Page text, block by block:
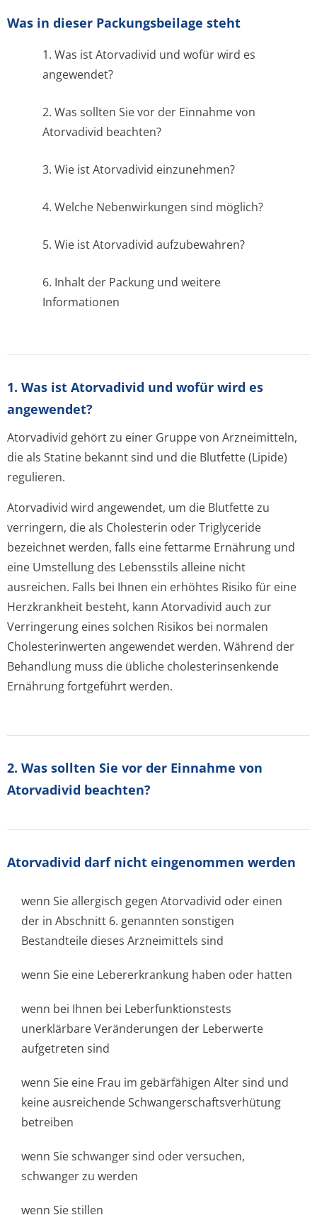
Was in dieser Packungsbeilage steht
1. Was ist Atorvadivid und wofür wird es
angewendet?
2. Was sollten Sie vor der Einnahme von
Atorvadivid beachten?
3. Wie ist Atorvadivid einzunehmen?
4. Welche Nebenwirkungen sind möglich?
5. Wie ist Atorvadivid aufzubewahren?
6. Inhalt der Packung und weitere
Informationen
1. Was ist Atorvadivid und wofür wird es
angewendet?
Atorvadivid gehört zu einer Gruppe von Arzneimitteln,
die als Statine bekannt sind und die Blutfette (Lipide)
regulieren.
Atorvadivid wird angewendet, um die Blutfette zu
verringern, die als Cholesterin oder Triglyceride
bezeichnet werden, falls eine fettarme Ernährung und
eine Umstellung des Lebensstils alleine nicht
ausreichen. Falls bei Ihnen ein erhöhtes Risiko für eine
Herzkrankheit besteht, kann Atorvadivid auch zur
Verringerung eines solchen Risikos bei normalen
Cholesterinwerten angewendet werden. Während der
Behandlung muss die übliche cholesterinsenkende
Ernährung fortgeführt werden.
2. Was sollten Sie vor der Einnahme von
Atorvadivid beachten?
Atorvadivid darf nicht eingenommen werden
wenn Sie allergisch gegen Atorvadivid oder einen
der in Abschnitt 6. genannten sonstigen
Bestandteile dieses Arzneimittels sind
wenn Sie eine Lebererkrankung haben oder hatten
wenn bei Ihnen bei Leberfunktionstests
unerklärbare Veränderungen der Leberwerte
aufgetreten sind
wenn Sie eine Frau im gebärfähigen Alter sind und
keine ausreichende Schwangerschaf­tsverhütung
betreiben
wenn Sie schwanger sind oder versuchen,
schwanger zu werden
wenn Sie stillen